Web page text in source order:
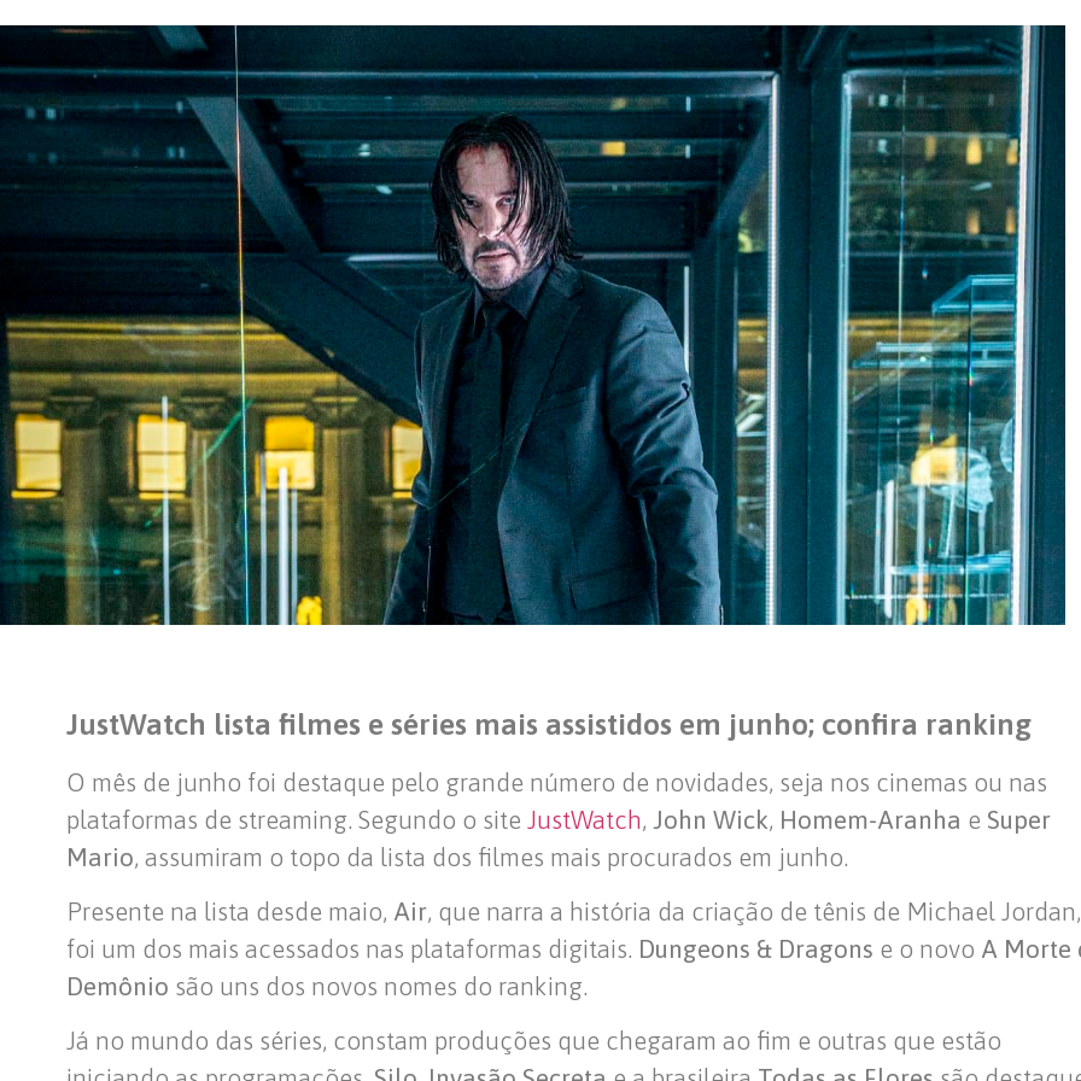
JustWatch lista filmes e séries mais assistidos em junho; confira ranking
O mês de junho foi destaque pelo grande número de novidades, seja nos cinemas ou nas
plataformas de streaming. Segundo o site JustWatch, John Wick, Homem-Aranha e Super
Mario, assumiram o topo da lista dos filmes mais procurados em junho.
Presente na lista desde maio, Air, que narra a história da criação de tênis de Michael Jordan,
foi um dos mais acessados nas plataformas digitais. Dungeons & Dragons e o novo A Morte
Demônio são uns dos novos nomes do ranking.
Já no mundo das séries, constam produções que chegaram ao fim e outras que estão